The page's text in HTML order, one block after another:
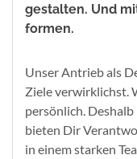
gestalten. Und
formen.
Unser Antrieb als
Ziele verwirklichst.
persönlich.
bieten Dir
in einem starken